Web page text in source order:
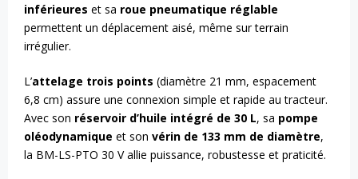
inférieures et sa roue pneumatique réglable
permettent un déplacement aisé, même sur terrain
irrégulier.
L’attelage trois points (diamètre 21 mm, espacement
6,8 cm) assure une connexion simple et rapide au tracteur.
Avec son réservoir d’huile intégré de 30 L, sa pompe
oléodynamique et son vérin de 133 mm de diamètre,
la BM-LS-PTO 30 V allie puissance, robustesse et praticité.